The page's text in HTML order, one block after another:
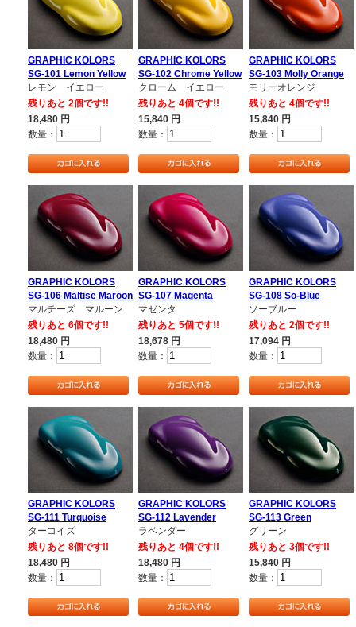
GRAPHIC KOLORS
SG-101 Lemon Yellow
レモン イエロー
残りあと 2個です!!
18,480 円
数量：
GRAPHIC KOLORS
SG-102 Chrome Yellow
クローム イエロー
残りあと 4個です!!
15,840 円
数量：
GRAPHIC KOLORS
SG-103 Molly Orange
モリーオレンジ
残りあと 4個です!!
15,840 円
数量：
GRAPHIC KOLORS
SG-106 Maltise Maroon
マルチーズ マルーン
残りあと 6個です!!
18,480 円
数量：
GRAPHIC KOLORS
SG-107 Magenta
マゼンタ
残りあと 5個です!!
18,678 円
数量：
GRAPHIC KOLORS
SG-108 So-Blue
ソーブルー
残りあと 2個です!!
17,094 円
数量：
GRAPHIC KOLORS
SG-111 Turquoise
ターコイズ
残りあと 8個です!!
18,480 円
数量：
GRAPHIC KOLORS
SG-112 Lavender
ラベンダー
残りあと 4個です!!
18,480 円
数量：
GRAPHIC KOLORS
SG-113 Green
グリーン
残りあと 3個です!!
15,840 円
数量：